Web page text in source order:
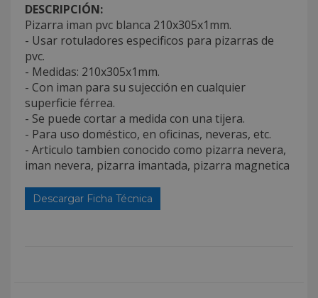
DESCRIPCIÓN:
Pizarra iman pvc blanca 210x305x1mm.
- Usar rotuladores especificos para pizarras de
pvc.
- Medidas: 210x305x1mm.
- Con iman para su sujección en cualquier
superficie férrea.
- Se puede cortar a medida con una tijera.
- Para uso doméstico, en oficinas, neveras, etc.
- Articulo tambien conocido como pizarra nevera,
iman nevera, pizarra imantada, pizarra magnetica
Descargar Ficha Técnica